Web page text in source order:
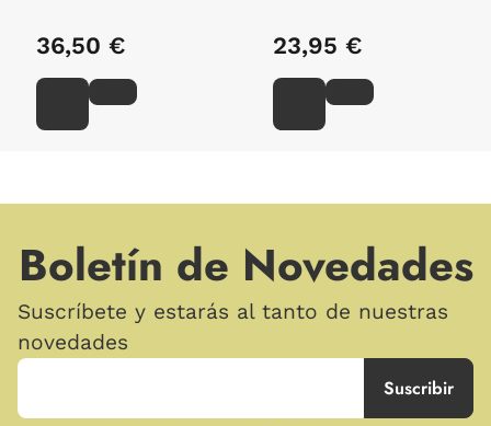
36,50 € 23,95 €
Boletín de Novedades
Suscríbete y estarás al tanto de nuestras
novedades